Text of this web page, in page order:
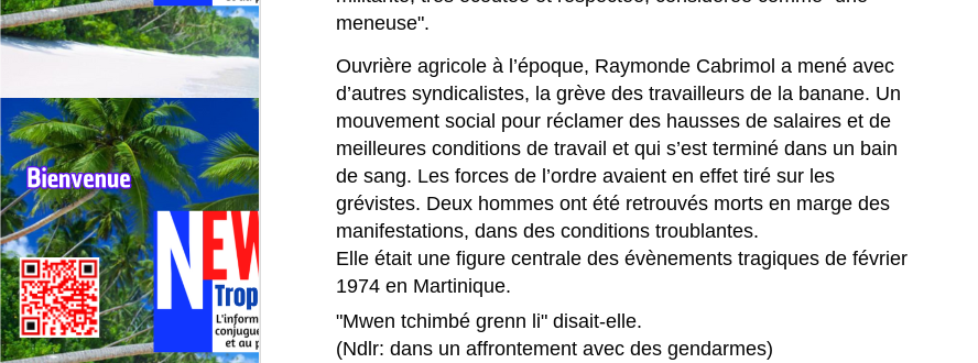
meneuse".
Ouvrière agricole à l’époque, Raymonde Cabrimol a mené avec
d’autres syndicalistes, la grève des travailleurs de la banane. Un
mouvement social pour réclamer des hausses de salaires et de
meilleures conditions de travail et qui s’est terminé dans un bain
de sang. Les forces de l’ordre avaient en effet tiré sur les
grévistes. Deux hommes ont été retrouvés morts en marge des
manifestations, dans des conditions troublantes.
Elle était une figure centrale des évènements tragiques de février
1974 en Martinique.
"Mwen tchimbé grenn li" disait-elle.
(Ndlr: dans un affrontement avec des gendarmes)
🚴Outremer: Deux tours cyclistes
en collision, l’Appel urgent à une
harmonisation entre La réunion et
🚴Quand deux cours cyclistes se
chevauchent, l’excellence des
coureurs se retrouve piégée.
Deux événements majeurs du
cyclisme outre‑mer vont se
dérouler presque simultanément
en 2026 : le 79ᵉ Tour cycliste de
La Réunion (1er au 9 août 2026) et
le 75ᵉ Tour cycliste international
de Guadeloupe (31 juillet au 9
août 2026).
sur son interview de Jordan
Bardella. dans un podcast animée
Par la journaliste Rokhaya Diallo.
(Interview en fin de page).
Kassav’, émission exceptionnelle
en son honneur, sur France 4, le
12 août à 23h40.
Une soirée hommage à un maître
de la musique antillaise.
La télévision France 4 consacre
une émission exceptionnelle au
pianiste/claviériste Martiniquais
Jean‑Claude Naimro, figure
vibrer la Caraïbe.
Quand la télévision jamaïcaine braque ses caméras sur le festival
"Reggae Therapy", en Martinique, le festival qui fait vibrer la Caraïbe.
Télévision Jamaïque a parlé de la Martinique, le 17 juillet 2026 dans le
journal de 12heures.
18
MATHIEU MÉRANVILLE. Journaliste sportif
MATHIEU MÉRANVILLE. Journaliste sportif à France 3, et France info
TV, et écrivain.